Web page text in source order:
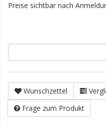
Preise sichtbar nach
Wunschzettel
Frage zum Produkt